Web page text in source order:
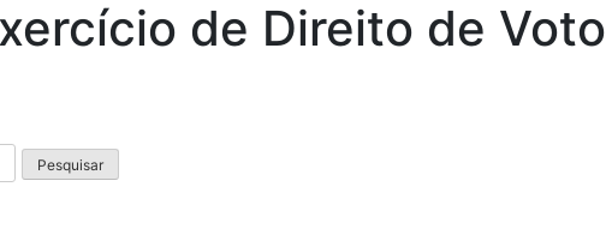
de Direito de Voto